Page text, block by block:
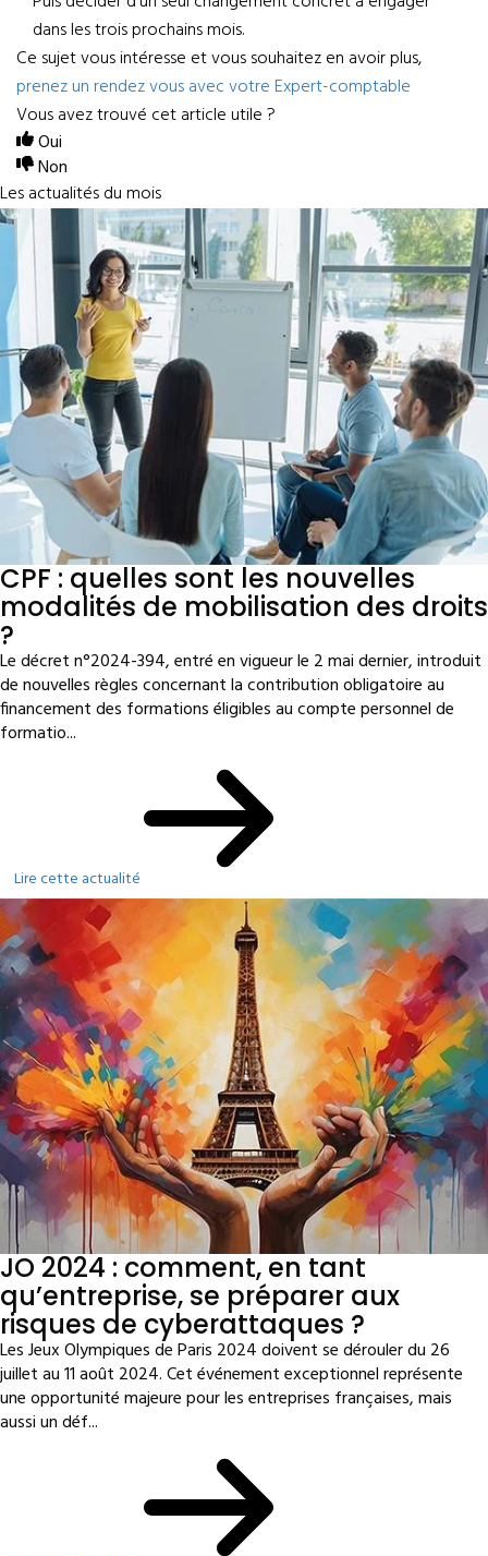
dans les trois prochains mois.
Ce sujet vous intéresse et vous souhaitez en avoir plus,
prenez un rendez vous avec votre Expert-comptable
Vous avez trouvé cet article utile ?
Oui
Non
Les actualités du mois
CPF : quelles sont les nouvelles
modalités de mobilisation des droits
?
Le décret n°2024-394, entré en vigueur le 2 mai dernier, introduit
de nouvelles règles concernant la contribution obligatoire au
financement des formations éligibles au compte personnel de
formatio...
Lire cette actualité
JO 2024 : comment, en tant
qu’entreprise, se préparer aux
risques de cyberattaques ?
Les Jeux Olympiques de Paris 2024 doivent se dérouler du 26
juillet au 11 août 2024. Cet événement exceptionnel représente
une opportunité majeure pour les entreprises françaises, mais
aussi un déf...